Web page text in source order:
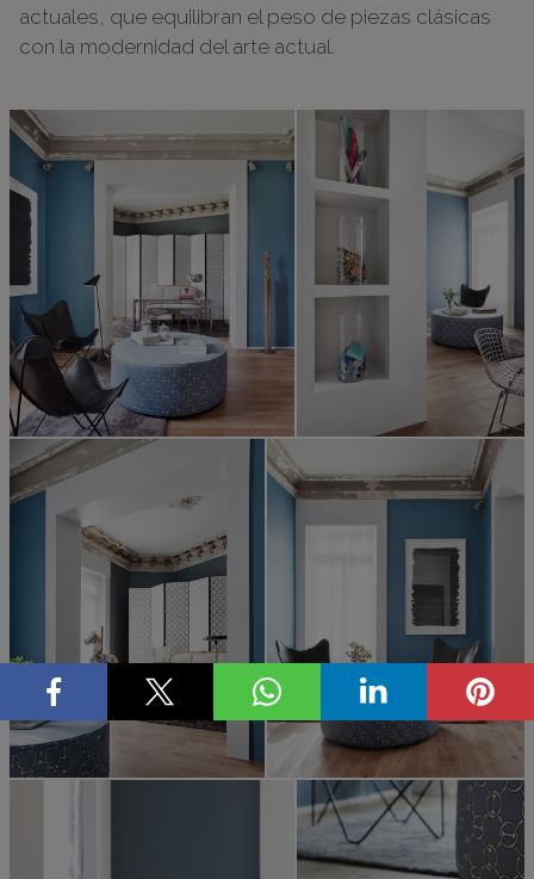
actuales, que equilibran el peso de piezas clásicas
con la modernidad del arte actual.